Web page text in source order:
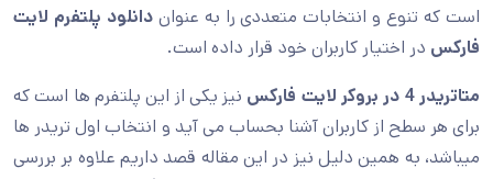
است که تنوع و انتخابات متعددی را به عنواندانلود پلتفرم لایت
فارکس در اختیار کاربران خود قرار داده است.
متاتریدر 4 در بروکر لایت فارکس
نیز یکی از این پلتفرم ها است که
برای هر سطح از کاربران آشنا بحساب می آید و انتخاب اول تریدر ها
میباشد، به همین دلیل نیز در این مقاله قصد داریم علاوه بر بررسی